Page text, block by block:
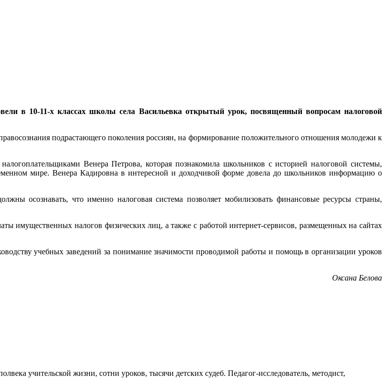
в 10-11-х классах школы села Васильевка открытый урок, посвященный вопросам налоговой
подрастающего поколения россиян, на формирование положительного отношения молодежи к
Венера Петрова, которая познакомила школьников с историей налоговой системы,
мире. Венера Кадировна в интересной и доходчивой форме довела до школьников информацию о
осознавать, что именно налоговая система позволяет мобилизовать финансовые ресурсы страны,
имущественных налогов физических лиц, а также с работой интернет-сервисов, размещенных на сайтах
учебных заведений за понимание значимости проводимой работы и помощь в организации уроков
Оксана Белова
учительской жизни, сотни уроков, тысячи детских судеб. Педагог-исследователь, методист,